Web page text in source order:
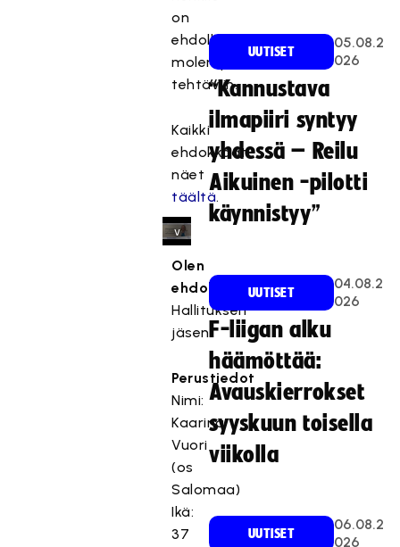
on
ehdolla
molempiin
tehtäviin.
Kaikki
ehdokkaat
näet
täältä.
t
y
,
k
s
k
a
s
v
a
t
ii
m
r
k
k
o
i
n
t
Olen
ehdolla
Hallituksen
jäsen
Perustiedot
Nimi:
Kaarina
Vuori
(os
Salomaa)
Ikä:
37
UUTISET
05.08.2
026
“Kannustava
ilmapiiri syntyy
yhdessä – Reilu
Aikuinen -pilotti
käynnistyy”
UUTISET
04.08.2
026
F-liigan alku
häämöttää:
Avauskierrokset
syyskuun toisella
viikolla
UUTISET
06.08.2
026